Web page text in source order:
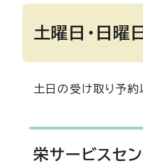
土曜日・日曜
土日の受け取り予約
栄サービスセ